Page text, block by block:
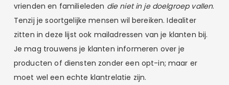
vrienden en familieleden die niet in je doelgroep vallen.
Tenzij je soortgelijke mensen wil bereiken. Idealiter
zitten in deze lijst ook mailadressen van je klanten bij.
Je mag trouwens je klanten informeren over je
producten of diensten zonder een opt-in; maar er
moet wel een echte klantrelatie zijn.